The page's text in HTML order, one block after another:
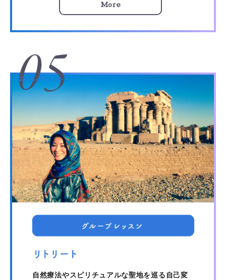
More
自然療法やスピリチュアルな聖地を巡る自己変